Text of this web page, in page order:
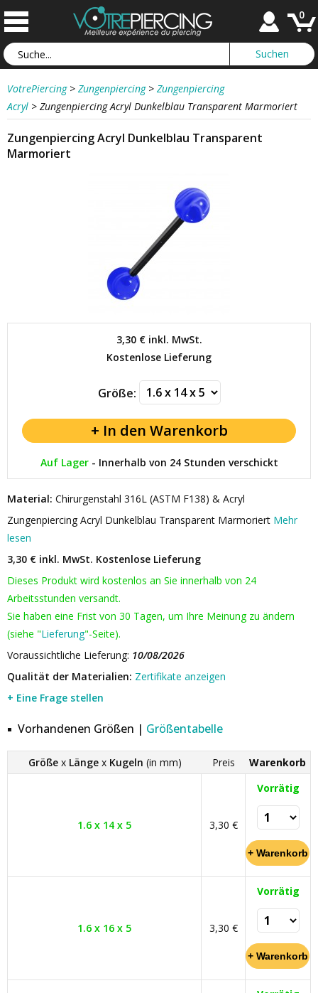
0
VotrePiercing > Zungenpiercing > Zungenpiercing
Acryl > Zungenpiercing Acryl Dunkelblau Transparent Marmoriert
Zungenpiercing Acryl Dunkelblau Transparent
Marmoriert
3,30 €inkl. MwSt.
Kostenlose Lieferung
Größe:
Auf Lager- Innerhalb von 24 Stunden verschickt
Material: Chirurgenstahl 316L (ASTM F138) & Acryl
Zungenpiercing Acryl Dunkelblau Transparent Marmoriert Mehr
lesen
3,30 € inkl. MwSt. Kostenlose Lieferung
Dieses Produkt wird kostenlos an Sie innerhalb von 24
Arbeitsstunden versandt.
Sie haben eine Frist von 30 Tagen, um Ihre Meinung zu ändern
(siehe "Lieferung"-Seite).
Voraussichtliche Lieferung: 10/08/2026
Qualität der Materialien: Zertifikate anzeigen
+ Eine Frage stellen
Vorhandenen Größen | Größentabelle
Größe x Länge x Kugeln (in mm) Preis Warenkorb
1.6 x 14 x 5 3,30 €
Vorrätig
1.6 x 16 x 5 3,30 €
Vorrätig